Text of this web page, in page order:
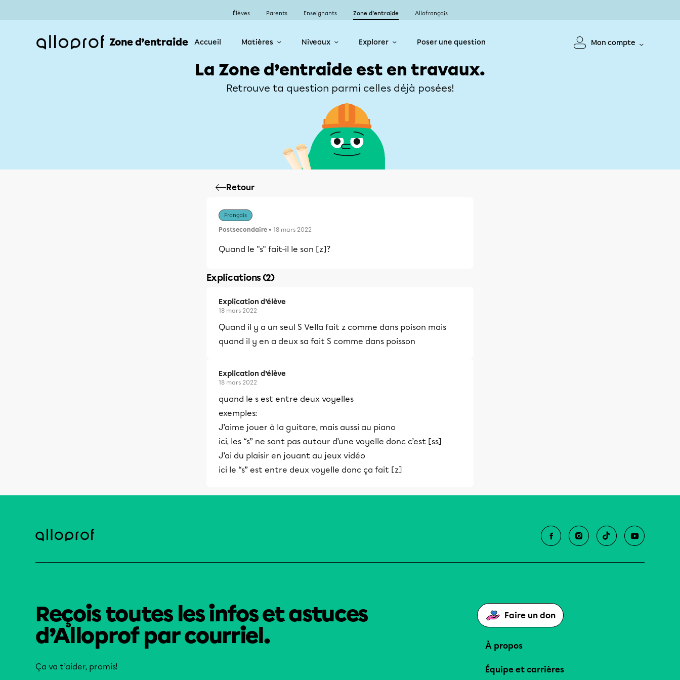
Élèves Parents Enseignants Zone d’entraide Allofrançais
Zone d’entraide Accueil Matières Niveaux Explorer Poser une question Mon compte
La Zone d’entraide est en travaux.
Retrouve ta question parmi celles déjà posées!
Retour
Français
Postsecondaire • 18 mars 2022
Quand le "s" fait-il le son [z]?
Explications (2)
Explication d’élève
18 mars 2022
Quand il y a un seul S Vella fait z comme dans poison mais
quand il y en a deux sa fait S comme dans poisson
Explication d’élève
18 mars 2022
quand le s est entre deux voyelles
exemples:
J’aime jouer à la guitare, mais aussi au piano
ici, les “s” ne sont pas autour d’une voyelle donc c’est [ss]
J’ai du plaisir en jouant au jeux vidéo
ici le “s” est entre deux voyelle donc ça fait [z]
Reçois toutes les infos et astuces
d’Alloprof par courriel.
Ça va t’aider, promis!
Faire un don
À propos
Équipe et carrières